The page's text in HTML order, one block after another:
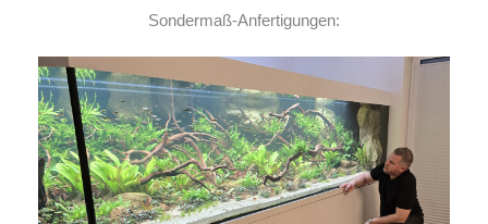
Sondermaß-Anfertigungen: